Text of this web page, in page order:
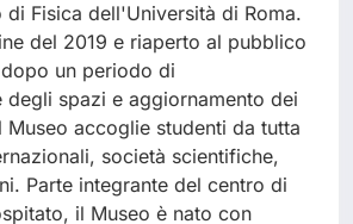
di Fisica dell'Università di Roma.
del 2019 e riaperto al pubblico
un periodo di
degli spazi e aggiornamento dei
accoglie studenti da tutta
società scientifiche,
Parte integrante del centro di
il Museo è nato con